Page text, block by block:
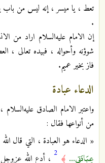
تعط ، يا ميسر ، إنه ليس من
.
إن الامام عليه‌السلام اراد من
شوؤنه وأحواله ، فبيده تعالى ،
فاز بخير عميم.
الدعاء عبادة
واعتبر الامام الصادق
من أنواعها فقال :
« الدعاء هو العبادة ، التي قال
عِبَادَتِي ... ﴾ 2 ، أدع الله